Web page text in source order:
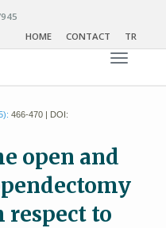
HOME
CONTACT TR
Toggle
466-470 | DOI:
open and
to